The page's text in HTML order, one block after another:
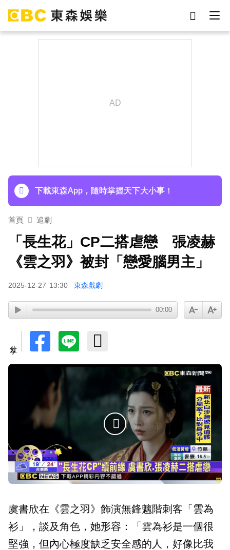
下載東森App，隨時掌握天下大小事！
首頁 追劇
「長生花」CP二搭虐戀 張凌赫
《雲之羽》被封「戀愛腦男主」
2025-12-27 13:30 東森戲劇
00:00
虞書欣在《雲之羽》飾演無鋒魑階刺客「雲為
衫」，談及角色，她形容：「雲為衫是一個很
堅強，但內心極度缺乏安全感的人，好像比我